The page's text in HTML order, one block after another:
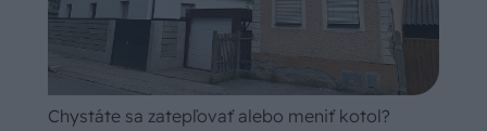
Chystáte sa zatepľovať alebo meniť kotol?